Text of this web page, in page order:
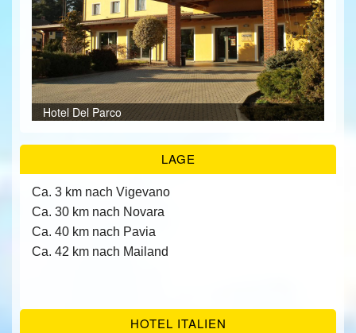
ÜBER UNS
KONTAKT/ANFRAGE
FEEDBACKS
Hotel Del Parco
LAGE
Ca. 3 km nach Vigevano
Ca. 30 km nach Novara
Ca. 40 km nach Pavia
Ca. 42 km nach Mailand
HOTEL ITALIEN